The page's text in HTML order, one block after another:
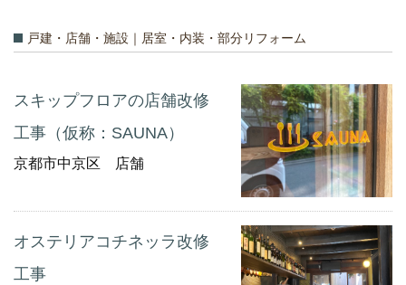
戸建・店舗・施設｜居室・内装・部分リフォーム
スキップフロアの店舗改修
工事（仮称：SAUNA）
京都市中京区 店舗
オステリアコチネッラ改修
工事